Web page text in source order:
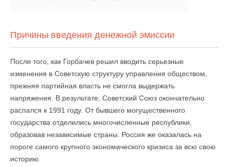
Причины введения денежной эмиссии
После того, как Горбачев решил вводить серьезные
изменения в Советскую структуру управления обществом,
прежняя партийная власть не смогла выдержать
напряжения. В результате, Советский Союз окончательно
распался к 1991 году. От бывшего могущественного
государства отделились многочисленные республики,
образовав независимые страны. Россия же оказалась на
пороге самого крупного экономического кризиса за всю свою
историю.